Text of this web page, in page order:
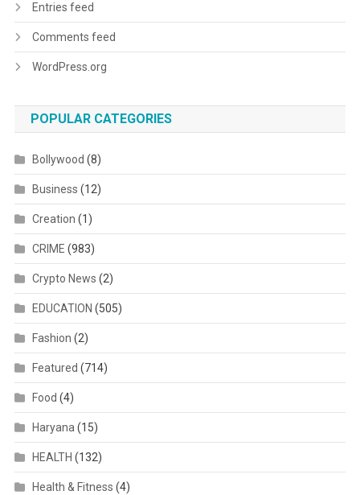
Entries feed
Comments feed
WordPress.org
POPULAR CATEGORIES
Bollywood (8)
Business (12)
Creation (1)
CRIME (983)
Crypto News (2)
EDUCATION (505)
Fashion (2)
Featured (714)
Food (4)
Haryana(15)
HEALTH (132)
Health & Fitness (4)